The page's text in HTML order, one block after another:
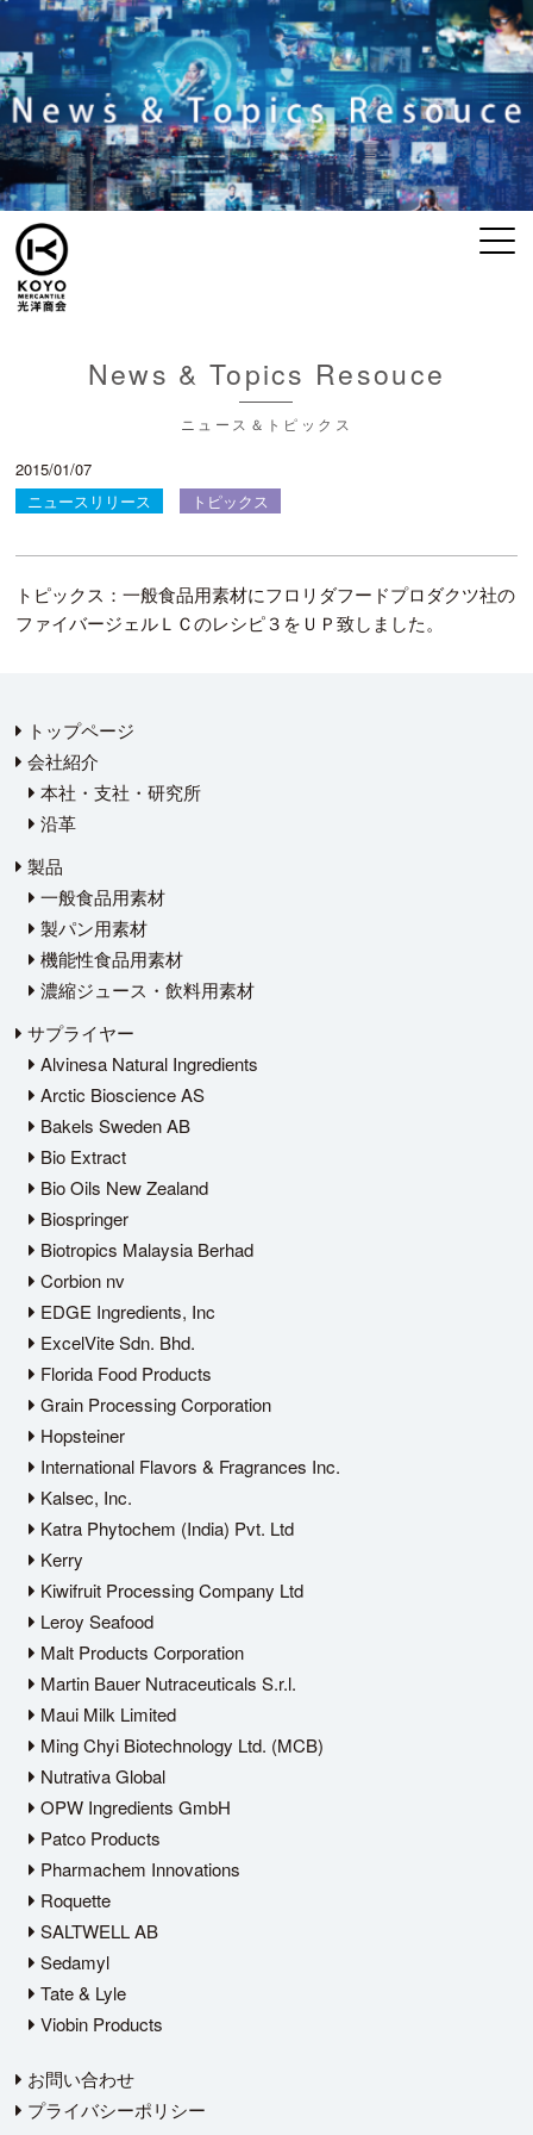
News & Topics Resouce
ニュース＆トピックス
2015/01/07
ニュースリリース
トピックス
トピックス：一般食品用素材にフロリダフードプロダクツ社の
ファイバージェルＬＣのレシピ３をＵＰ致しました。
トップページ
会社紹介
本社・支社・研究所
沿革
製品
一般食品用素材
製パン用素材
機能性食品用素材
濃縮ジュース・飲料用素材
サプライヤー
Alvinesa Natural Ingredients
Arctic Bioscience AS
Bakels Sweden AB
Bio Extract
Bio Oils New Zealand
Biospringer
Biotropics Malaysia Berhad
Corbion nv
EDGE Ingredients, Inc
ExcelVite Sdn. Bhd.
Florida Food Products
Grain Processing Corporation
Hopsteiner
International Flavors & Fragrances Inc.
Kalsec, Inc.
Katra Phytochem (India) Pvt. Ltd
Kerry
Kiwifruit Processing Company Ltd
Leroy Seafood
Malt Products Corporation
Martin Bauer Nutraceuticals S.r.l.
Maui Milk Limited
Ming Chyi Biotechnology Ltd. (MCB)
Nutrativa Global
OPW Ingredients GmbH
Patco Products
Pharmachem Innovations
Roquette
SALTWELL AB
Sedamyl
Tate & Lyle
Viobin Products
お問い合わせ
プライバシーポリシー